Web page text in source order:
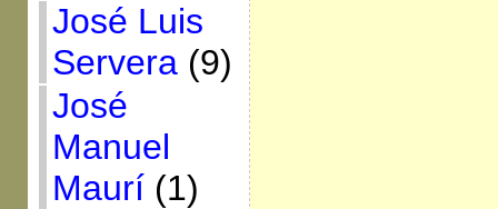
José Luis
Servera(9)
José
Manuel
Maurí(1)